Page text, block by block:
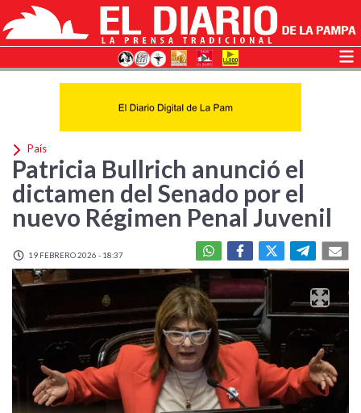
País
Patricia Bullrich anunció el
dictamen del Senado por el
nuevo Régimen Penal Juvenil
19 FEBRERO 2026 - 18:37